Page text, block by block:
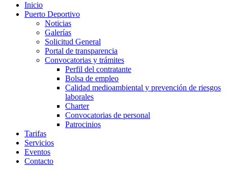
Inicio
Puerto Deportivo
Noticias
Galerías
Solicitud General
Portal de transparencia
Convocatorias y trámites
Perfil del contratante
Bolsa de empleo
Calidad medioambiental y prevención de riesgos
laborales
Charter
Convocatorias de personal
Patrocinios
Tarifas
Servicios
Eventos
Contacto